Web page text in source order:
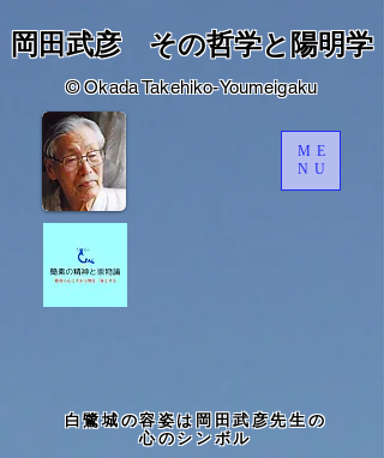
ME
NU
岡田武彦 その哲学と陽明学
​© Okada Takehiko-Youmeigaku
​白鷺城の容姿は岡田武彦先生の
心のシンボル